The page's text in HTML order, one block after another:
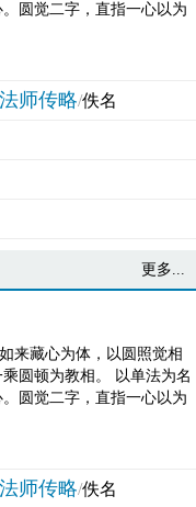
圆觉二字，直指一心以为
师传略/佚名
更多...
来藏心为体，以圆照觉相
圆顿为教相。 以单法为名
圆觉二字，直指一心以为
师传略/佚名